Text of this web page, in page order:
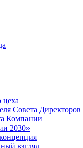
цеха
Совета Директоров
Компании
2030»
взгляд